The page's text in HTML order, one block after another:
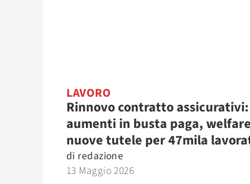
LAVORO
Rinnovo contratto assicurativi:
aumenti in busta paga,
nuove tutele per 47mila
di redazione
13 Maggio 2026